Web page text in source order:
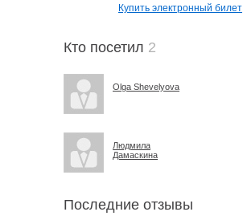
Купить электронный билет
Кто посетил 2
Olga Shevelyova
Людмила
Дамаскина
Последние отзывы